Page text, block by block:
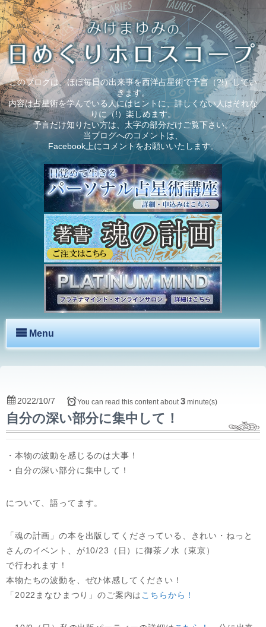
このブログは、ほぼ毎日の出来事を西洋占星術で予言（?!）してい
きます。
内容は占星術を学んでいる人にはヒントに、詳しくない人はそれな
りに（!）楽しめます。
予言だけ知りたい方は、太字の部分だけご覧下さい。
当ブログへのコメントは、
Facebook上にコメントをお願いいたします。
Menu
自分の深い部分に集中して！
2022/10/7 You can read this content about3 minute(s)
・本物の波動を感じるのは大事！
・自分の深い部分に集中して！
について、語ってます。
「魂の計画」の本を出版してくださっている、きれい・ねっと
さんのイベント、が10/23（日）に御茶ノ水（東京）
で行われます！
本物たちの波動を、ぜひ体感してください！
「2022まなひまつり」のご案内は こちらから！